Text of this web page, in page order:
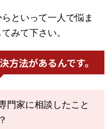
といって一人で悩ま
みて下さい。
方法があるんです。
門家に相談したこと